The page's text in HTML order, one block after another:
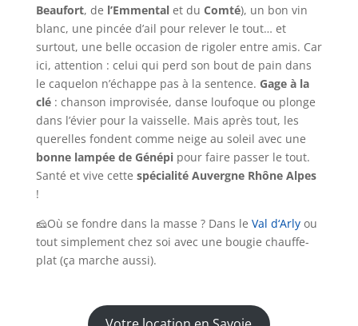
Beaufort, de l’Emmental et du Comté), un bon vin
blanc, une pincée d’ail pour relever le tout… et
surtout, une belle occasion de rigoler entre amis. Car
ici, attention : celui qui perd son bout de pain dans
le caquelon n’échappe pas à la sentence. Gage à la
clé: chanson improvisée, danse loufoque ou plonge
dans l’évier pour la vaisselle. Mais après tout, les
querelles fondent comme neige au soleil avec une
bonne lampée de Génépi pour faire passer le tout.
Santé et vive cette spécialité Auvergne Rhône Alpes
!
🧀Où se fondre dans la masse ? Dans le Val d‘Arlyou
tout simplement chez soi avec une bougie chauffe-
plat (ça marche aussi).